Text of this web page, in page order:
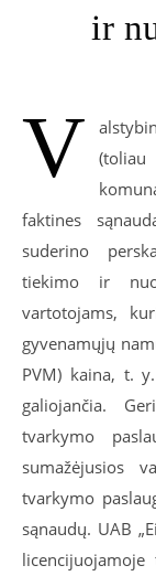
ir
V
faktines
suderino
tiekimo ir
vartotojams,
gyvenamųjų
PVM) kaina, t.
galiojančia.
tvarkymo
sumažėjusios
tvarkymo
sąnaudų. UAB